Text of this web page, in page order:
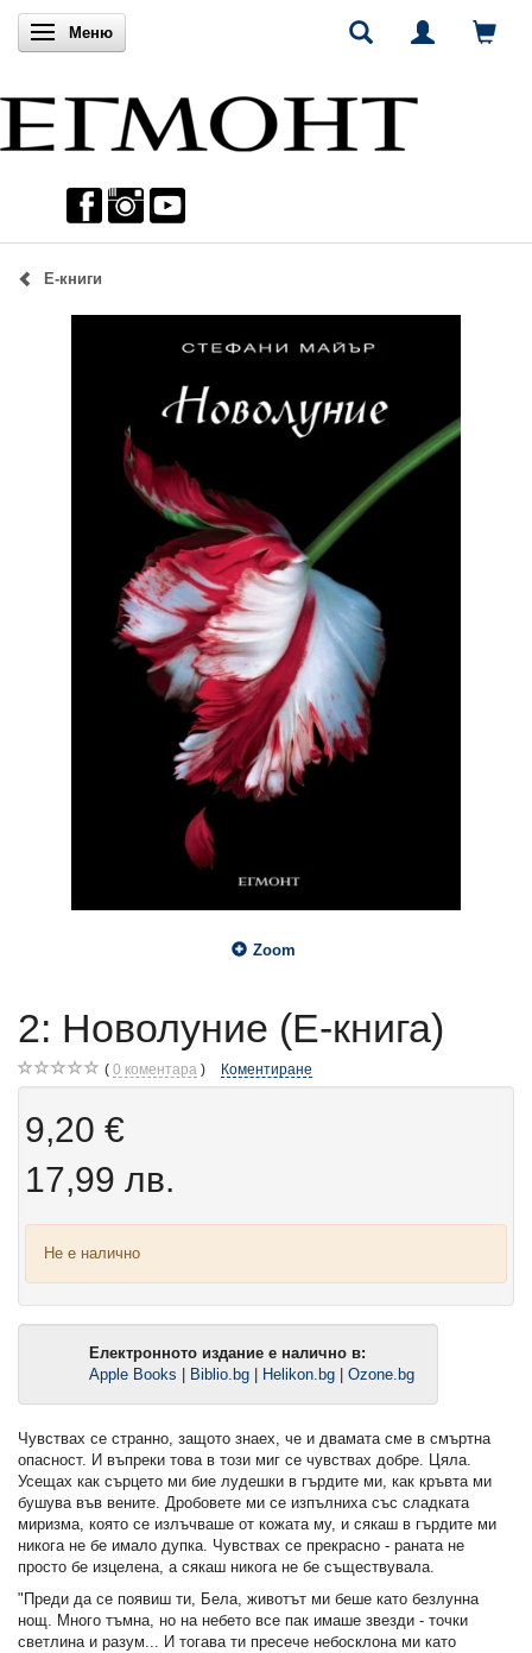
Включи навигацията
Меню
Е-книги
Zoom
2: Новолуние (Е-книга)
0 коментара Коментиране
9,20 €
17,99 лв.
Не е налично
Електронното издание е налично в:
Apple Books
Biblio.bg Helikon.bg Ozone.bg
Чувствах се странно, защото знаех, че и двамата сме в смъртна
опасност. И въпреки това в този миг се чувствах добре. Цяла.
Усещах как сърцето ми бие лудешки в гърдите ми, как кръвта ми
бушува във вените. Дробовете ми се изпълниха със сладката
миризма, която се излъчваше от кожата му, и сякаш в гърдите ми
никога не бе имало дупка. Чувствах се прекрасно - раната не
просто бе изцелена, а сякаш никога не бе съществувала.
"Преди да се появиш ти, Бела, животът ми беше като безлунна
нощ. Много тъмна, но на небето все пак имаше звезди - точки
светлина и разум... И тогава ти пресече небосклона ми като